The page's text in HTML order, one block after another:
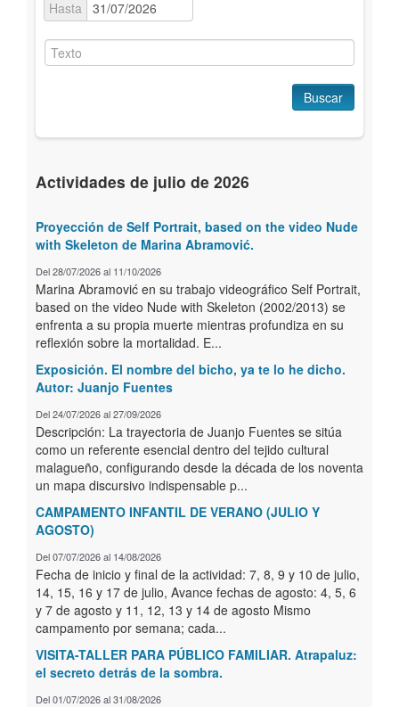
Hasta
Buscar
Actividades de julio de 2026
Proyección de Self Portrait, based on the video Nude
with Skeleton de Marina Abramović.
Del 28/07/2026 al 11/10/2026
Marina Abramović en su trabajo videográfico Self Portrait,
based on the video Nude with Skeleton (2002/2013) se
enfrenta a su propia muerte mientras profundiza en su
reflexión sobre la mortalidad. E...
Exposición. El nombre del bicho, ya te lo he dicho.
Autor: Juanjo Fuentes
Del 24/07/2026 al 27/09/2026
Descripción: La trayectoria de Juanjo Fuentes se sitúa
como un referente esencial dentro del tejido cultural
malagueño, configurando desde la década de los noventa
un mapa discursivo indispensable p...
CAMPAMENTO INFANTIL DE VERANO (JULIO Y
AGOSTO)
Del 07/07/2026 al 14/08/2026
Fecha de inicio y final de la actividad: 7, 8, 9 y 10 de julio,
14, 15, 16 y 17 de julio, Avance fechas de agosto: 4, 5, 6
y 7 de agosto y 11, 12, 13 y 14 de agosto Mismo
campamento por semana; cada...
VISITA-TALLER PARA PÚBLICO FAMILIAR. Atrapaluz:
el secreto detrás de la sombra.
Del 01/07/2026 al 31/08/2026